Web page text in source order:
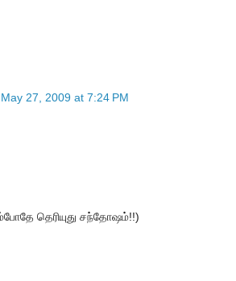
May 27, 2009 at 7:24 PM
தெரியுது சந்தோஷம்!!)